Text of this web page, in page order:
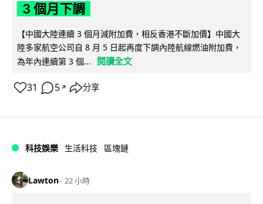
3 個月下調
【中國大陸連續 3 個月減附加費，相反香港不斷加價】中國大
陸多家航空公司自 8 月 5 日起再度下調內陸航線燃油附加費，
為年內連續第 3 個...
閱讀全文
31 5 ↗ 分享
科技娛樂 生活科技 區塊鏈
Lawton 22 小時